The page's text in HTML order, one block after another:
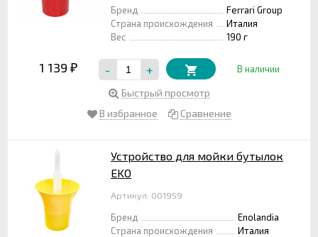
Бренд
Ferrari Group
Страна происхождения
Италия
Вес
190 г
1 139 ₽ - + В наличии
Быстрый просмотр
В избранное
Сравнение
Устройство для мойки бутылок
EKO
Артикул: 001959
Бренд
Enolandia
Страна происхождения
Италия